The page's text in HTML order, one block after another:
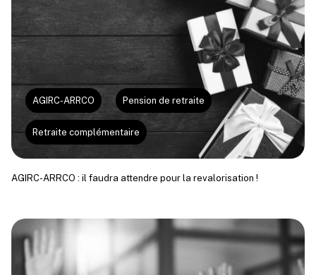
AGIRC-ARRCO Pension de retraite
Retraite complémentaire
AGIRC-ARRCO : il faudra attendre pour la revalorisation !